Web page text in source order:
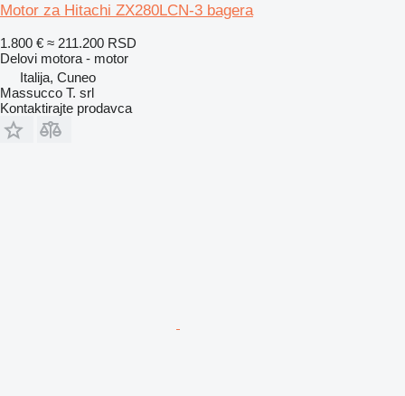
Motor za Hitachi ZX280LCN-3 bagera
1.800 € ≈ 211.200 RSD
Delovi motora - motor
Italija, Cuneo
Massucco T. srl
Kontaktirajte prodavca